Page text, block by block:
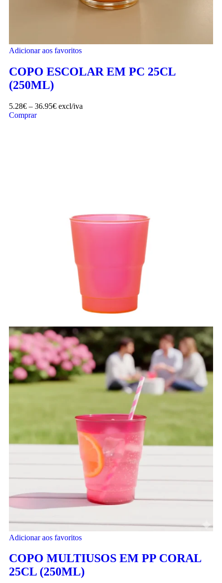
Adicionar aos favoritos
COPO ESCOLAR EM PC 25CL
(250ML)
5.28€ – 36.95€ excl/iva
Comprar
Adicionar aos favoritos
COPO MULTIUSOS EM PP CORAL
25CL (250ML)